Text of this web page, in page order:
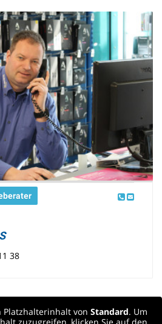
38
Platzhalterinhalt von Standard. Um